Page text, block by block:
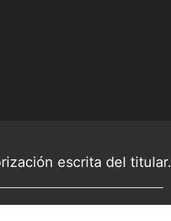
escrita del titular.